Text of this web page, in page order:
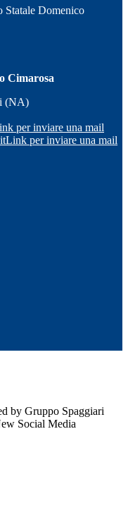
Statale Domenico
Cimarosa
(NA)
per inviare una mail
Link per inviare una mail
by Gruppo Spaggiari
Social Media